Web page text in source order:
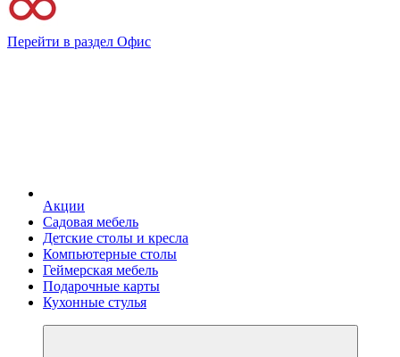
Перейти в раздел Офис
Акции
Садовая мебель
Детские столы и кресла
Компьютерные столы
Геймерская мебель
Подарочные карты
Кухонные стулья